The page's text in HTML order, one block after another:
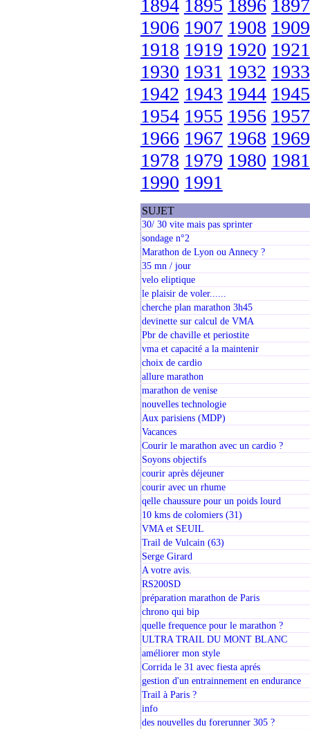
1894 1895 1896 1897
1906 1907 1908 1909
1918 1919 1920 1921
1930 1931 1932 1933
1942 1943 1944 1945
1954 1955 1956 1957
1966 1967 1968 1969
1978 1979 1980 1981
1990 1991
SUJET
30/ 30 vite mais pas sprinter
sondage n°2
Marathon de Lyon ou Annecy ?
35 mn / jour
velo eliptique
le plaisir de voler......
cherche plan marathon 3h45
devinette sur calcul de VMA
Pbr de chaville et periostite
vma et capacité a la maintenir
choix de cardio
allure marathon
marathon de venise
nouvelles technologie
Aux parisiens (MDP)
Vacances
Courir le marathon avec un cardio ?
Soyons objectifs
courir après déjeuner
courir avec un rhume
qelle chaussure pour un poids lourd
10 kms de colomiers (31)
VMA et SEUIL
Trail de Vulcain (63)
Serge Girard
A votre avis.
RS200SD
préparation marathon de Paris
chrono qui bip
quelle frequence pour le marathon ?
ULTRA TRAIL DU MONT BLANC
améliorer mon style
Corrida le 31 avec fiesta aprés
gestion d'un entrainnement en endurance
Trail à Paris ?
info
des nouvelles du forerunner 305 ?